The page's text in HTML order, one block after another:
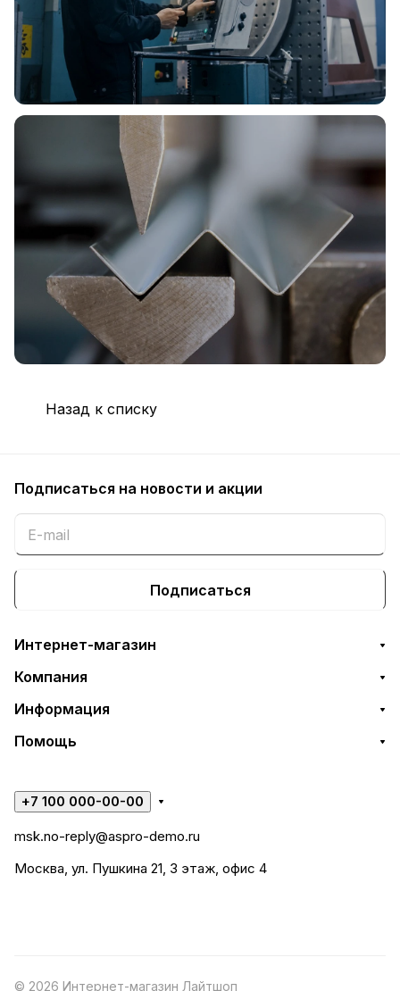
Назад к списку
Подписаться на новости и акции
Подписаться
Интернет-магазин
Компания
Информация
Помощь
+7 100 000-00-00
msk.no-reply@aspro-demo.ru
Москва, ул. Пушкина 21, 3 этаж, офис 4
© 2026 Интернет-магазин Лайтшоп